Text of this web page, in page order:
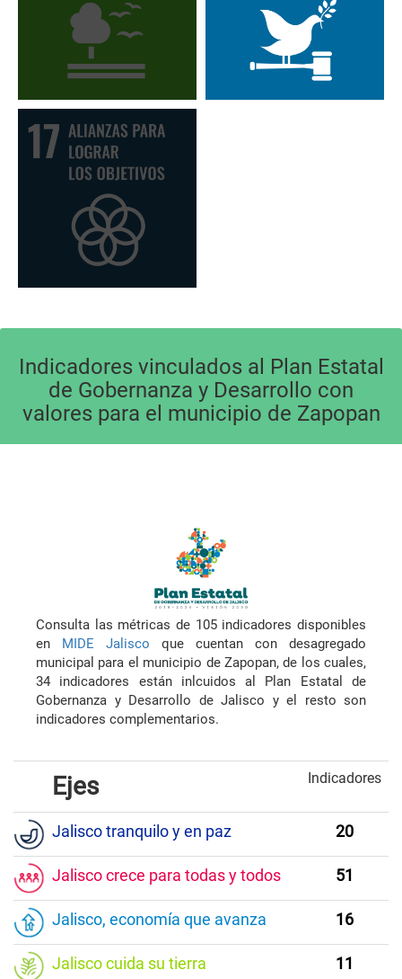
Indicadores vinculados al Plan Estatal
de Gobernanza y Desarrollo con
valores para el municipio de Zapopan
Consulta las métricas de 105 indicadores disponibles
en MIDE Jalisco que cuentan con desagregado
municipal para el municipio de Zapopan, de los cuales,
34 indicadores están inlcuidos al Plan Estatal de
Gobernanza y Desarrollo de Jalisco y el resto son
indicadores complementarios.
Ejes Indicadores
Jalisco tranquilo y en paz 20
Jalisco crece para todas y todos 51
Jalisco, economía que avanza 16
Jalisco cuida su tierra 11